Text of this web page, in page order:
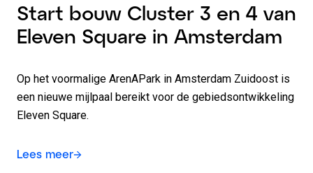
Start bouw Cluster 3 en 4 van
Eleven Square in Amsterdam
Op het voormalige ArenAPark in Amsterdam Zuidoost is
een nieuwe mijlpaal bereikt voor de gebiedsontwikkeling
Eleven Square.
Lees meer